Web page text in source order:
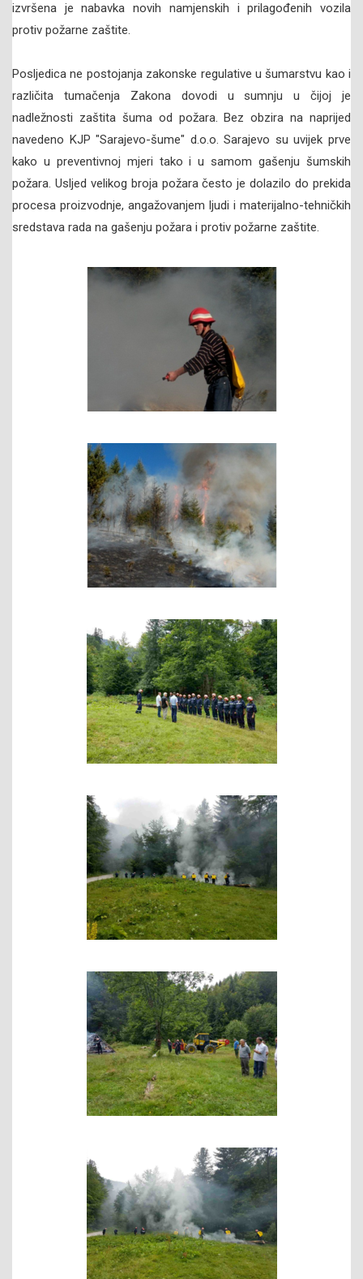
izvršena je nabavka novih namjenskih i prilagođenih vozila
protiv požarne zaštite.
Posljedica ne postojanja zakonske regulative u šumarstvu kao i
različita tumačenja Zakona dovodi u sumnju u čijoj je
nadležnosti zaštita šuma od požara. Bez obzira na naprijed
navedeno KJP "Sarajevo-šume" d.o.o. Sarajevo su uvijek prve
kako u preventivnoj mjeri tako i u samom gašenju šumskih
požara. Usljed velikog broja požara često je dolazilo do prekida
procesa proizvodnje, angažovanjem ljudi i materijalno-tehničkih
sredstava rada na gašenju požara i protiv požarne zaštite.